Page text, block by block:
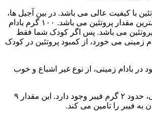
با کیفیت عالی می باشد. در بین آجیل ها،
بادام زمینی دارای بیشترین مقدار پروتئین می باشد. ۱۰۰ گرم بادام
۲۵ گرم پروتئین می باشد. پس اگر کودک شما فقط
زمینی می خورد، از کمبود پروتئین در کودک
در بادام زمینی، از نوع غیر اشباع و خوب
در ۲۸ گرم بادام زمینی، حدود ۲ گرم فیبر وجود دارد. این مقدار ۹
به فیبر را تامین می کند.